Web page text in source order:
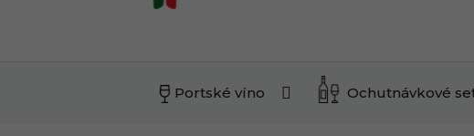
Portské víno Ochutnávkové